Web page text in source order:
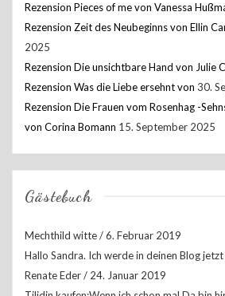
Rezension Pieces of me von Vanessa
Rezension Zeit des Neubeginns von Ellin
2025
Rezension Die unsichtbare Hand von Julie
Rezension Was die Liebe ersehnt von 30.
Rezension Die Frauen vom Rosenhag -
von Corina Bomann 15. September 2025
Gästebuch
Mechthild witte/6. Februar 2019
Hallo Sandra. Ich werde in deinen Blog
Renate Eder/ 24. Januar 2019